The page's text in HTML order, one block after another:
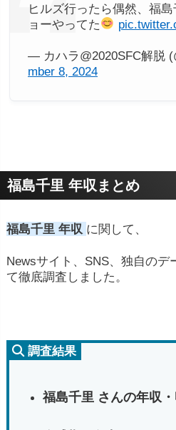
ヒルズ行ったら偶然、福
ョーやってた
— カハラ@2020SFC解脱
mber 8, 2024
福島千里 年収まとめ
福島千里 年収 に関して、
Newsサイト、SNS、独自のデ
て徹底調査しました。
調査結果
福島千里 さんの年収